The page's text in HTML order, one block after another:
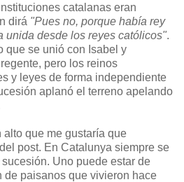
catalanas eran
dirá "Pues no, porque había rey
unida desde los reyes católicos".
que se unió con Isabel y
pero los reinos
y leyes de forma independiente
aplanó el terreno apelando
que me gustaría que
post. En Catalunya siempre se
Uno puede estar de
de paisanos que vivieron hace